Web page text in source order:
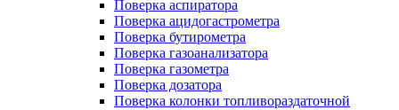
Поверка аспиратора
Поверка ацидогастрометра
Поверка бутирометра
Поверка газоанализатора
Поверка газометра
Поверка дозатора
Поверка колонки топливораздаточной